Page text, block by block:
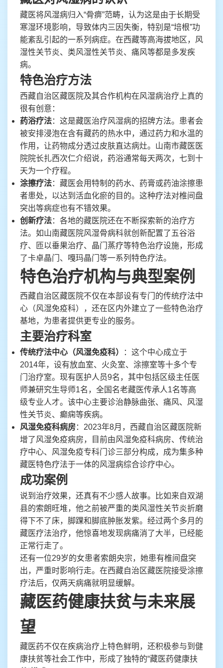
藏医将风湿病归入“骨痹”范畴，认为这是由于长期受
寒湿环境影响，导致体内三因失衡，特别是“培根”功
能紊乱引起的一系列病症。在西藏等高海拔地区，风
湿性关节炎、类风湿性关节炎、痛风等都是多发疾
病。
特色治疗方法
西藏自治区藏医院及其合作机构在风湿病治疗上真的
很有创意：
药浴疗法：这是藏医治疗风湿病的招牌方法。患者会
被安排浸泡在含有藏药的热水中，通过药力和水温的
作用，让药物成分透过皮肤直达病灶。山南市藏医医
院院长扎西次仁介绍说，药浴通常每天两次，七到十
天为一个疗程。
涂擦疗法：藏医会用特制的药水、药膏或药油涂擦患
者患处，以达到活血化瘀的目的。这种疗法对椎间盘
突出等病症也有不错效果。
创新疗法：各地的藏医院还在不断探索新的治疗方
法。如山南藏医院风湿骨病科就创新配置了五谷浴
疗、匝以垂果治疗、晶门蒸疗等特色治疗设施，形成
了卡卓晶门、嘎玛晶门等一系列特色疗法。
特色治疗机构与典型案例
西藏自治区藏医院不仅在本部设有专门的传统疗法中
心（风湿免疫科），还在区内外建立了一些特色治疗
基地，为患者提供更专业的服务。
主要治疗科室
传统疗法中心（风湿免疫科）
：这个中心成立于
2014年，设有放血室、火灸室、涂擦室等十多个专
门治疗室。现有医护人员9名，其中包括区级主任医
师兼研究生导师1名，全国名老藏医传承人1名等高
级专业人才。该中心主要诊治静脉曲张、痛风、风湿
性关节炎、癫痫等疾病。
风湿免疫科病房：2023年8月，西藏自治区藏医院新
增了风湿免疫病房，目前由风湿免疫科病房、传统治
疗中心、风湿免疫专科门诊三部分构成，成为集多种
藏医特色疗法于一体的风湿病综合诊疗中心。
成功案例
说到治疗效果，还真有不少感人故事。比如来自双湖
县的索朗旺堆，他之前被严重的类风湿性关节炎折磨
得下不了床，脚踝和脚底肿胀发紫。经过两个多月的
藏医疗法治疗，他惊喜地发现病痛消了大半，已经能
正常行走了。
还有一位29岁的女患者索朗央宗，她患有椎间盘突
出，严重时影响行走。在西藏自治区藏医院接受涂擦
疗法后，仅两天病痛就明显缓解。
藏医药健康扶贫与未来展
望
藏医药不仅在疾病治疗上特色鲜明，还积极参与到健
康扶贫等社会工作中，形成了独特的“藏医药健康扶